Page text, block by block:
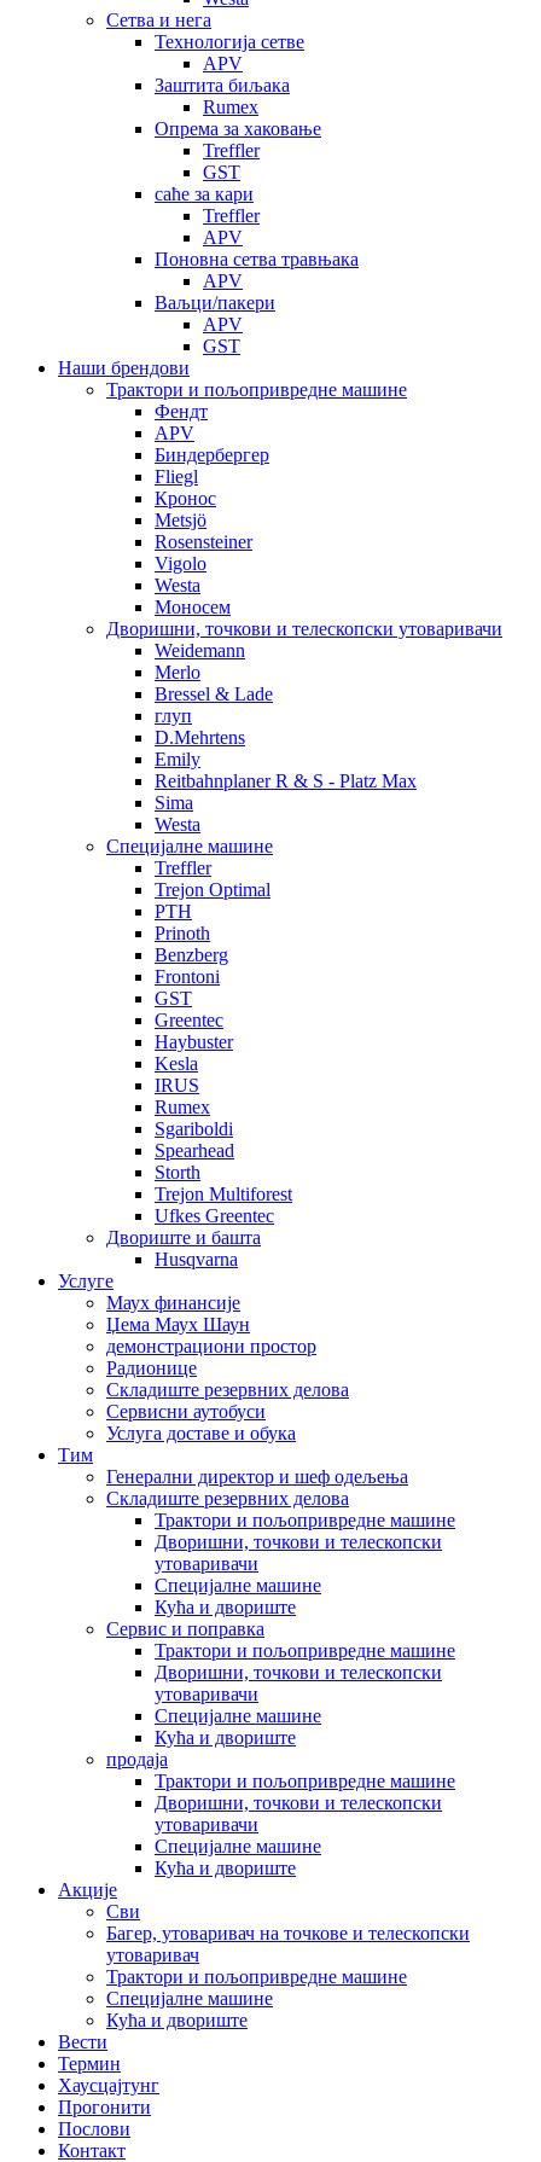
Сетва и нега
Технологија сетве
APV
Заштита биљака
Rumex
Опрема за хаковање
Treffler
GST
саће за кари
Treffler
APV
Поновна сетва травњака
APV
Ваљци/пакери
APV
GST
Наши брендови
Трактори и пољопривредне машине
Фендт
APV
Биндербергер
Fliegl
Кронос
Metsjö
Rosensteiner
Vigolo
Westa
Моносем
Дворишни, точкови и телескопски утоваривачи
Weidemann
Merlo
Bressel & Lade
глуп
D.Mehrtens
Emily
Reitbahnplaner R & S - Platz Max
Sima
Westa
Специјалне машине
Treffler
Trejon Optimal
PTH
Prinoth
Benzberg
Frontoni
GST
Greentec
Haybuster
Kesla
IRUS
Rumex
Sgariboldi
Spearhead
Storth
Trejon Multiforest
Ufkes Greentec
Двориште и башта
Husqvarna
Услуге
Маух финансије
Џема Маух Шаун
демонстрациони простор
Радионице
Складиште резервних делова
Сервисни аутобуси
Услуга доставе и обука
Тим
Генерални директор и шеф одељења
Складиште резервних делова
Трактори и пољопривредне машине
Дворишни, точкови и телескопски
утоваривачи
Специјалне машине
Кућа и двориште
Сервис и поправка
Трактори и пољопривредне машине
Дворишни, точкови и телескопски
утоваривачи
Специјалне машине
Кућа и двориште
продаја
Трактори и пољопривредне машине
Дворишни, точкови и телескопски
утоваривачи
Специјалне машине
Кућа и двориште
Акције
Сви
Багер, утоваривач на точкове и телескопски
утоваривач
Трактори и пољопривредне машине
Специјалне машине
Кућа и двориште
Вести
Термин
Хаусцајтунг
Прогонити
Послови
Контакт